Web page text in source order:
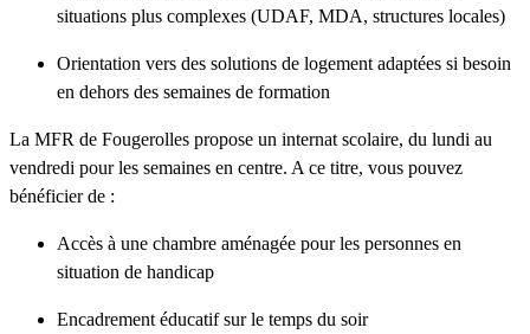
situations plus complexes (UDAF, MDA, structures locales)
Orientation vers des solutions de logement adaptées si besoin
en dehors des semaines de formation
La MFR de Fougerolles propose un internat scolaire, du lundi au
vendredi pour les semaines en centre. A ce titre, vous pouvez
bénéficier de :
Accès à une chambre aménagée pour les personnes en
situation de handicap
Encadrement éducatif sur le temps du soir